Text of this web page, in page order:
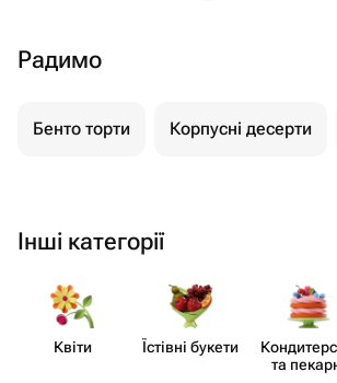
Радимо
Бенто торти Корпусні десерти
Інші категорії
Квіти Їстівні букети
та